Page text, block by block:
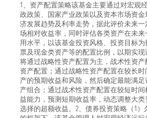
1、资产配置策略该基金主要通过对宏观
政政策、国家产业政策以及资本市场资
济发展趋势及利率走势，据此评价未来
场相对收益率，同时评估各类资产在未
用水平，以该基金投资风格、投资目标
票及现金类资产等的配置比例，以期实
将通过战略性资产配置为主，战术性资
资产配置；通过战略性资产配置在较长
产的预期收益和风险，然后确定最能满
产组合；通过战术性资产配置在较短时
益能力，预测短期收益率，动态调整大
选择的超额收益。2、债券投资策略（1